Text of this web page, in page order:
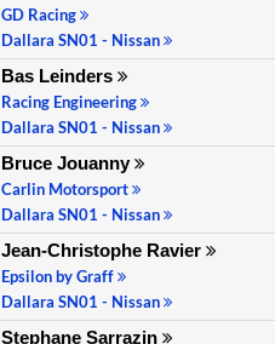
GD Racing
Dallara SN01 - Nissan
Bas Leinders
Racing Engineering
Dallara SN01 - Nissan
Bruce Jouanny
Carlin Motorsport
Dallara SN01 - Nissan
Jean-Christophe Ravier
Epsilon by Graff
Dallara SN01 - Nissan
Stephane Sarrazin